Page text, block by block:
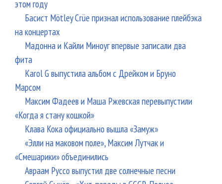
этом году
Басист Mötley Crüe признал использование плейбэка
на концертах
Мадонна и Кайли Миноуг впервые записали два
фита
Karol G выпустила альбом с Дрейком и Бруно
Марсом
Максим Фадеев и Маша Ржевская перевыпустили
«Когда я стану кошкой»
Клава Кока официально вышла «Замуж»
«Элли на маковом поле», Максим Лутчак и
«Смешарики» объединились
Авраам Руссо выпустил две солнечные песни